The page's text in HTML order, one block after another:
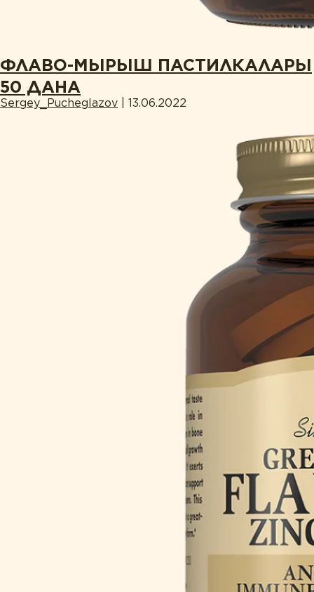
ФЛАВО-МЫРЫШ ПАСТИЛКАЛАРЫ
50 ДАНА
Sergey_Pucheglazov 13.06.2022